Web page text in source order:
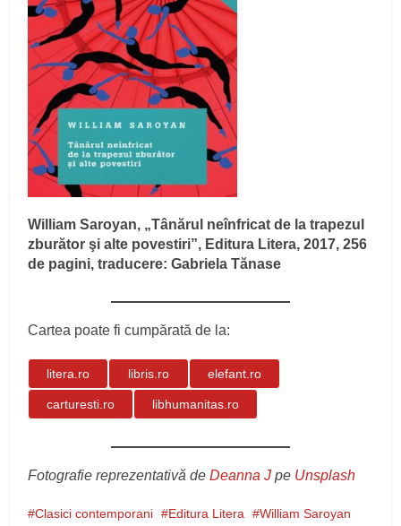
William Saroyan, „Tânărul neînfricat de la trapezul
zburător şi alte povestiri”, Editura Litera, 2017, 256
de pagini, traducere: Gabriela Tănase
Cartea poate fi cumpărată de la:
litera.ro libris.ro elefant.ro
carturesti.ro libhumanitas.ro
Fotografie reprezentativă deDeanna J pe Unsplash
Clasici contemporani Editura Litera William Saroyan